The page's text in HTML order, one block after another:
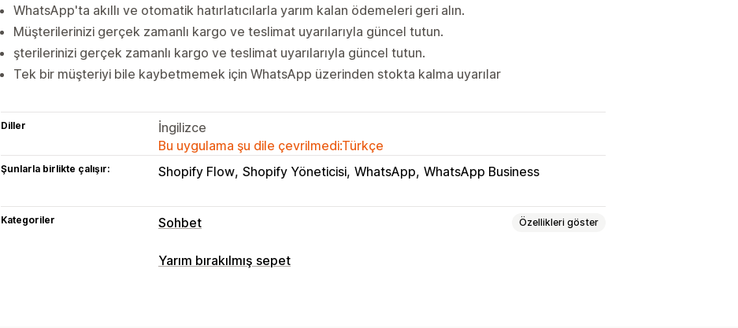
WhatsApp'ta akıllı ve otomatik hatırlatıcılarla yarım kalan ödemeleri geri alın.
Müşterilerinizi gerçek zamanlı kargo ve teslimat uyarılarıyla güncel tutun.
şterilerinizi gerçek zamanlı kargo ve teslimat uyarılarıyla güncel tutun.
Tek bir müşteriyi bile kaybetmemek için WhatsApp üzerinden stokta kalma uyarılar
Diller
İngilizce
Bu uygulama şu dile çevrilmedi:Türkçe
Şunlarla birlikte çalışır: Shopify Flow Shopify Yöneticisi WhatsApp WhatsApp Business
Kategoriler Sohbet Özellikleri göster
Gerçek zamanlı mesajlaşma
Yarım bırakılmış sepet